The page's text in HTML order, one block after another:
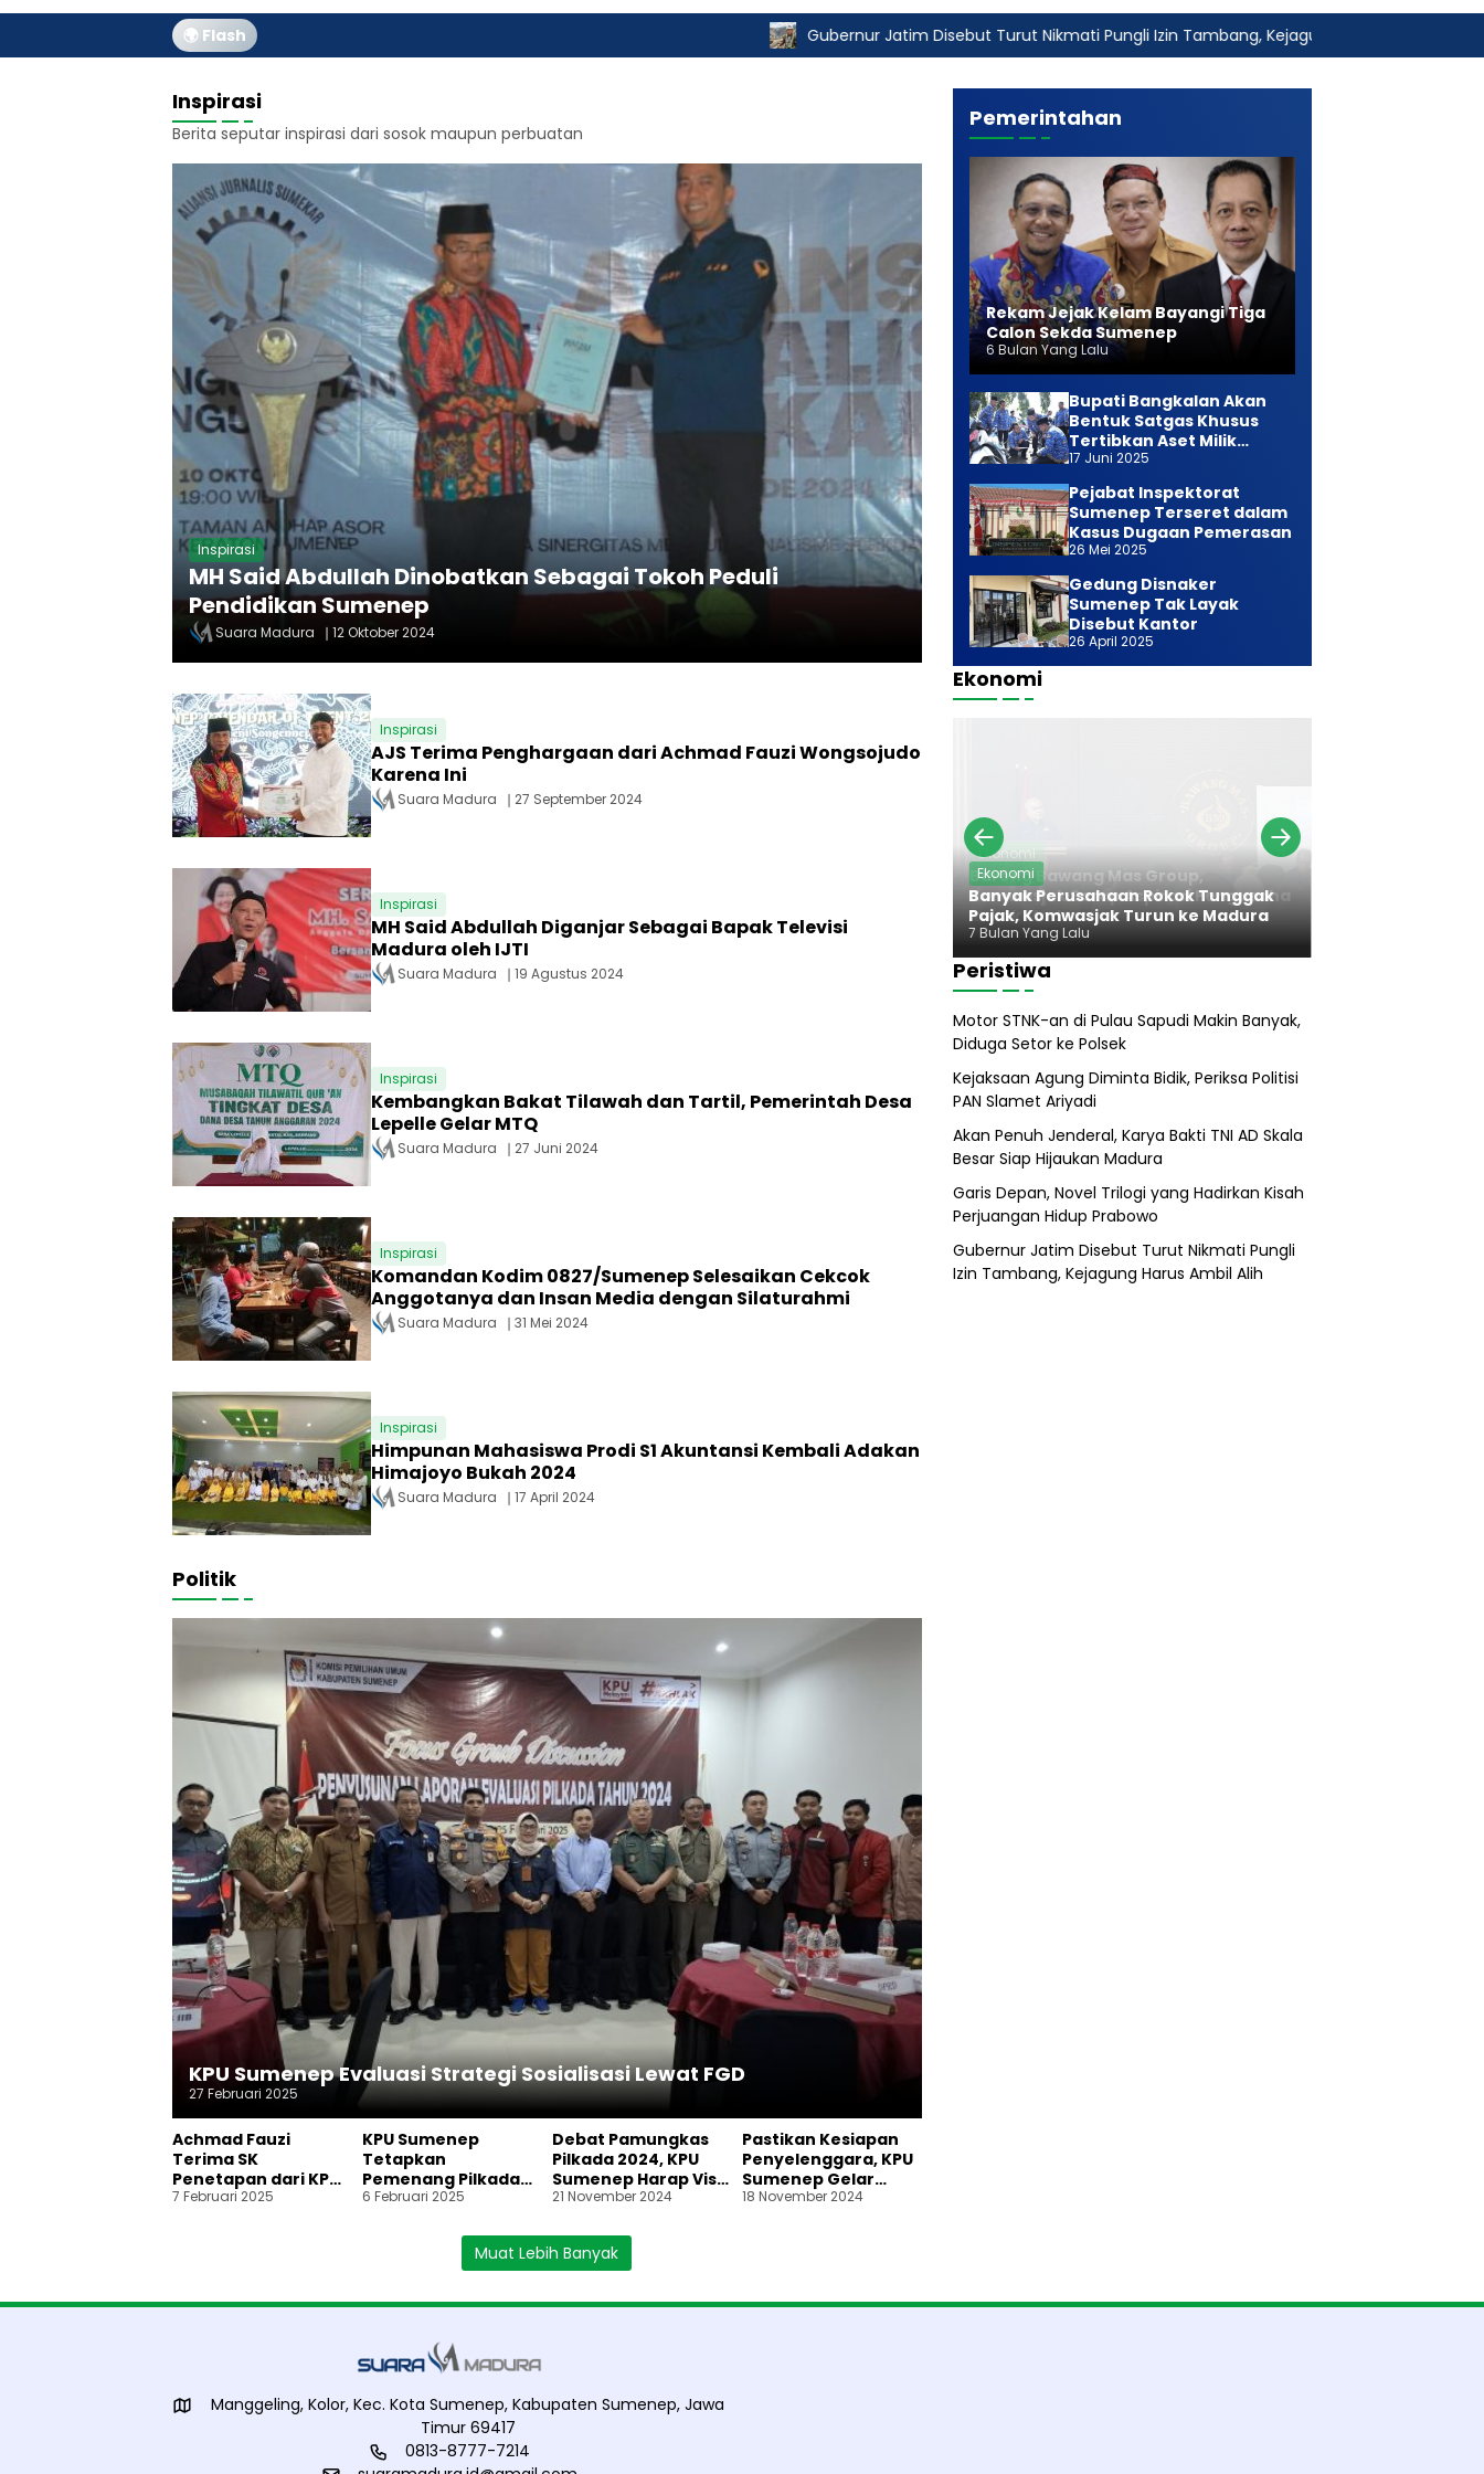
🌍 Flash Gubernur Jatim Disebut Turut Nikmati Pungli Izin Tambang, Kejagung Harus Ambil Alih
Inspirasi
Berita seputar inspirasi dari sosok maupun perbuatan
Inspirasi
MH Said Abdullah Dinobatkan Sebagai Tokoh Peduli
Pendidikan Sumenep
Suara Madura 12 Oktober 2024
Inspirasi
AJS Terima Penghargaan dari Achmad Fauzi Wongsojudo
Karena Ini
Suara Madura 27 September 2024
Inspirasi
MH Said Abdullah Diganjar Sebagai Bapak Televisi
Madura oleh IJTI
Suara Madura 19 Agustus 2024
Inspirasi
Kembangkan Bakat Tilawah dan Tartil, Pemerintah Desa
Lepelle Gelar MTQ
Suara Madura 27 Juni 2024
Inspirasi
Komandan Kodim 0827/Sumenep Selesaikan Cekcok
Anggotanya dan Insan Media dengan Silaturahmi
Suara Madura 31 Mei 2024
Inspirasi
Himpunan Mahasiswa Prodi S1 Akuntansi Kembali Adakan
Himajoyo Bukah 2024
Suara Madura 17 April 2024
Politik
KPU Sumenep Evaluasi Strategi Sosialisasi Lewat FGD
27 Februari 2025
Achmad Fauzi
Terima SK
Penetapan dari KPU
Sumenep
7 Februari 2025
KPU Sumenep
Tetapkan
Pemenang Pilkada
2024
6 Februari 2025
Debat Pamungkas
Pilkada 2024, KPU
Sumenep Harap Visi
Misi Paslon Jadi
21 November 2024
Pastikan Kesiapan
Penyelenggara, KPU
Sumenep Gelar
Simulasi
18 November 2024
Muat Lebih Banyak
Pemerintahan
Rekam Jejak Kelam Bayangi Tiga
Calon Sekda Sumenep
6 Bulan Yang Lalu
Bupati Bangkalan Akan
Bentuk Satgas Khusus
Tertibkan Aset Milik
Daerah
17 Juni 2025
Pejabat Inspektorat
Sumenep Terseret dalam
Kasus Dugaan Pemerasan
26 Mei 2025
Gedung Disnaker
Sumenep Tak Layak
Disebut Kantor
26 April 2025
Ekonomi
Ekonomi
Banyak Perusahaan Rokok Tunggak
Pajak, Komwasjak Turun ke Madura
7 Bulan Yang Lalu
Peristiwa
Motor STNK-an di Pulau Sapudi Makin Banyak,
Diduga Setor ke Polsek
Kejaksaan Agung Diminta Bidik, Periksa Politisi
PAN Slamet Ariyadi
Akan Penuh Jenderal, Karya Bakti TNI AD Skala
Besar Siap Hijaukan Madura
Garis Depan, Novel Trilogi yang Hadirkan Kisah
Perjuangan Hidup Prabowo
Gubernur Jatim Disebut Turut Nikmati Pungli
Izin Tambang, Kejagung Harus Ambil Alih
Manggeling, Kolor, Kec. Kota Sumenep, Kabupaten Sumenep, Jawa
Timur 69417
0813-8777-7214